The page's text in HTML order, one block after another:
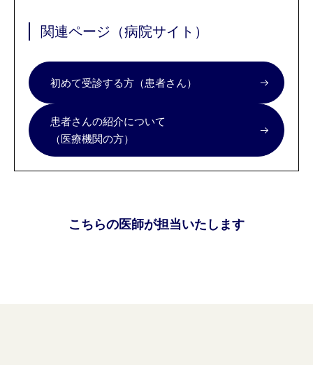
関連ページ（病院サイト）
初めて受診する方（患者さん）
患者さんの紹介について
（医療機関の方）
こちらの医師が担当いたします